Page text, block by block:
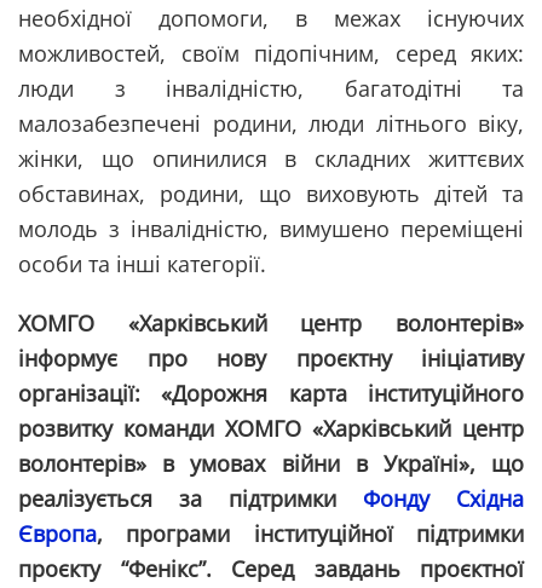
необхідної допомоги, в межах існуючих
можливостей, своїм підопічним, серед яких:
люди з інвалідністю, багатодітні та
малозабезпечені родини, люди літнього віку,
жінки, що опинилися в складних життєвих
обставинах, родини, що виховують дітей та
молодь з інвалідністю, вимушено переміщені
особи та інші категорії.
ХОМГО «Харківський центр волонтерів»
інформує про нову проєктну ініціативу
організації: «Дорожня карта інституційного
розвитку команди ХОМГО «Харківський центр
волонтерів» в умовах війни в Україні», що
реалізується за підтримки Фонду Східна
Європа, програми інституційної підтримки
проєкту “Фенікс”. Серед завдань проєктної